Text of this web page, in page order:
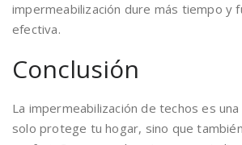
impermeabilización dure más tiempo y
efectiva.
Conclusión
La impermeabilización de techos es
solo protege tu hogar, sino que